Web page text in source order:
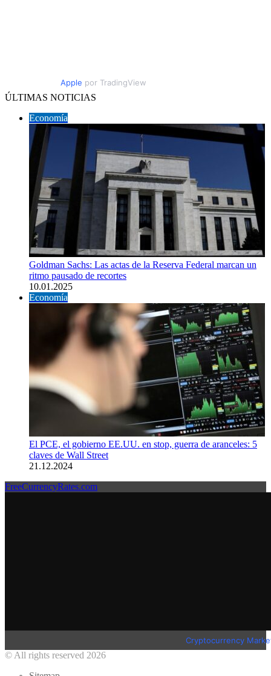
Apple por TradingView
ÚLTIMAS NOTICIAS
Economía
Goldman Sachs: Las actas de la Reserva Federal marcan un
ritmo pausado de recortes
10.01.2025
Economía
El PCE, el gobierno EE.UU. en stop, guerra de aranceles: 5
claves de Wall Street
21.12.2024
FreeCurrencyRates.com
Cryptocurrency
© All rights reserved 2026